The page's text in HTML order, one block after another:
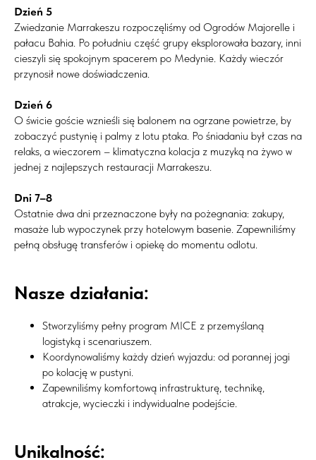
Dzień 5
Zwiedzanie Marrakeszu rozpoczęliśmy od Ogrodów Majorelle i
pałacu Bahia. Po południu część grupy eksplorowała bazary, inni
cieszyli się spokojnym spacerem po Medynie. Każdy wieczór
przynosił nowe doświadczenia.
Dzień 6
O świcie goście wznieśli się balonem na ogrzane powietrze, by
zobaczyć pustynię i palmy z lotu ptaka. Po śniadaniu był czas na
relaks, a wieczorem – klimatyczna kolacja z muzyką na żywo w
jednej z najlepszych restauracji Marrakeszu.
Dni 7–8
Ostatnie dwa dni przeznaczone były na pożegnania: zakupy,
masaże lub wypoczynek przy hotelowym basenie. Zapewniliśmy
pełną obsługę transferów i opiekę do momentu odlotu.
Nasze działania:
Stworzyliśmy pełny program MICE z przemyślaną
logistyką i scenariuszem.
Koordynowaliśmy każdy dzień wyjazdu: od porannej jogi
po kolację w pustyni.
Zapewniliśmy komfortową infrastrukturę, technikę,
atrakcje, wycieczki i indywidualne podejście.
Unikalność: